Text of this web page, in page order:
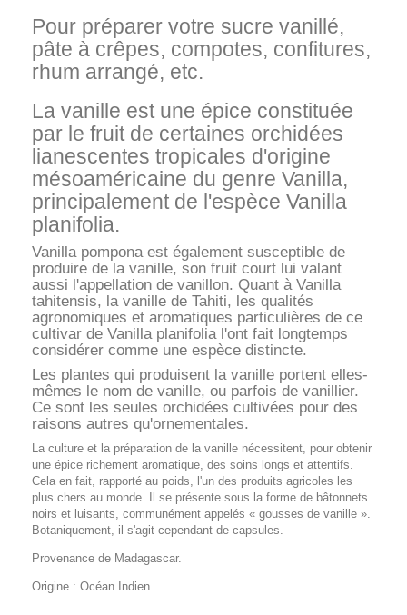
Pour préparer votre sucre vanillé,
pâte à crêpes, compotes, confitures,
rhum arrangé, etc.
La vanille est une épice constituée
par le fruit de certaines orchidées
lianescentes tropicales d'origine
mésoaméricaine du genre Vanilla,
principalement de l'espèce Vanilla
planifolia.
Vanilla pompona est également susceptible de
produire de la vanille, son fruit court lui valant
aussi l'appellation de vanillon. Quant à Vanilla
tahitensis, la vanille de Tahiti, les qualités
agronomiques et aromatiques particulières de ce
cultivar de Vanilla planifolia l'ont fait longtemps
considérer comme une espèce distincte.
Les plantes qui produisent la vanille portent elles-
mêmes le nom de vanille, ou parfois de vanillier.
Ce sont les seules orchidées cultivées pour des
raisons autres qu'ornementales.
La culture et la préparation de la vanille nécessitent, pour obtenir
une épice richement aromatique, des soins longs et attentifs.
Cela en fait, rapporté au poids, l'un des produits agricoles les
plus chers au monde. Il se présente sous la forme de bâtonnets
noirs et luisants, communément appelés « gousses de vanille ».
Botaniquement, il s'agit cependant de capsules.
Provenance de Madagascar.
Origine : Océan Indien.